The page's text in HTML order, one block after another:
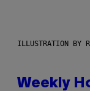
ILLUSTRATION BY
Weekly